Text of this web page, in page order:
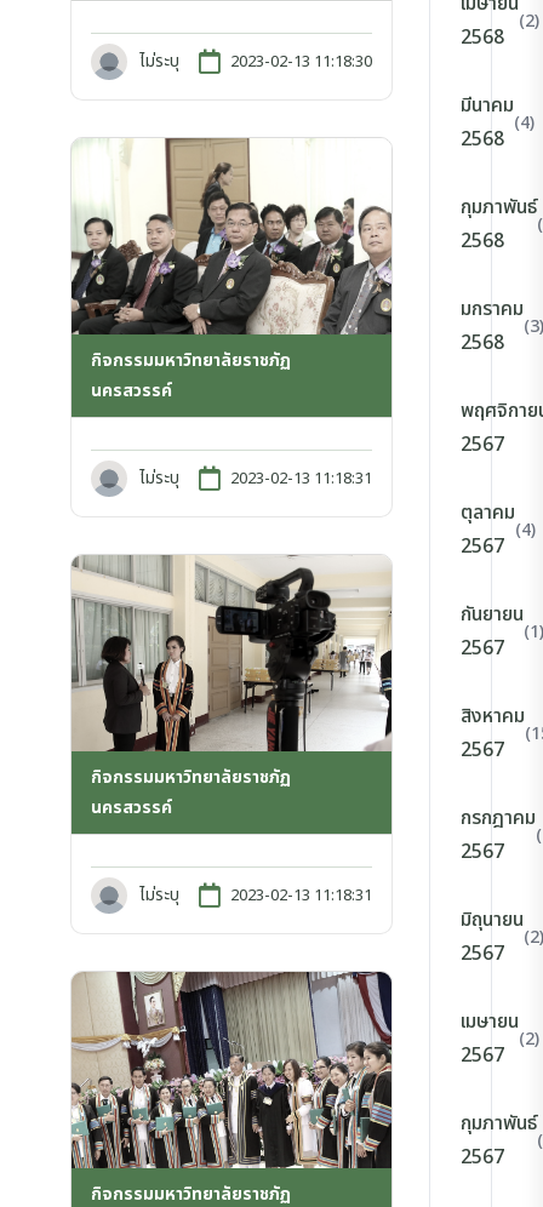
ไม่ระบุ 2023-02-13 11:18:30
กิจกรรมมหาวิทยาลัยราชภัฏ
นครสวรรค์
ไม่ระบุ 2023-02-13 11:18:31
กิจกรรมมหาวิทยาลัยราชภัฏ
นครสวรรค์
ไม่ระบุ 2023-02-13 11:18:31
กิจกรรมมหาวิทยาลัยราชภัฏ
2568
(2)
มีนาคม
2568
(4)
กุมภาพันธ์
2568
มกราคม
2568
(3)
พฤศจิกาย
2567
ตุลาคม
2567
(4)
กันยายน
2567
(1)
สิงหาคม
2567
กรกฎาคม
2567
มิถุนายน
2567
(2)
เมษายน
2567
(2)
กุมภาพันธ์
2567